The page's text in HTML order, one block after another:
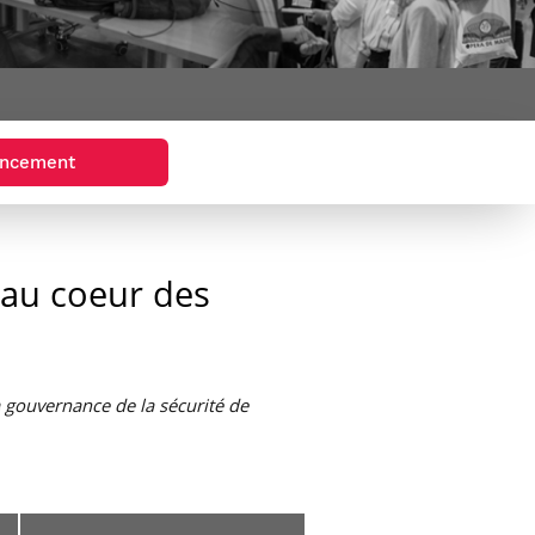
Focus
Newsroom
et d’emplois
Transferts
technologiques et
coeur des
de la sécurité de